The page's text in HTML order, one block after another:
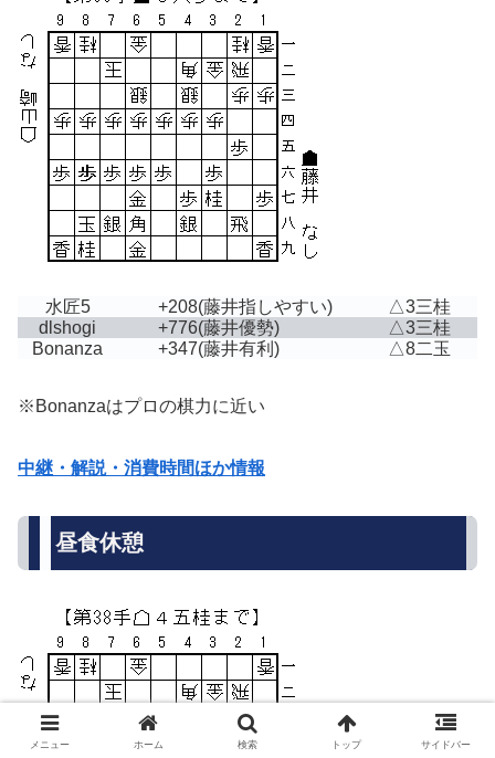
水匠5 +208(藤井指しやすい)
△3三桂
dlshogi
+776(藤井優勢)
△3三桂
Bonanza
+347(藤井有利) △8二玉
※Bonanzaはプロの棋力に近い
中継・解説・消費時間ほか情報
昼食休憩
メニュー ホーム 検索 トップ サイドバー